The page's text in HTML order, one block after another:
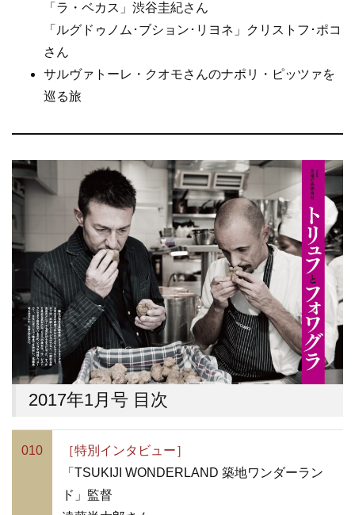
「ラ・ベカス」渋谷圭紀さん
「ルグドゥノム･ブション･リヨネ」クリストフ･ポコ
さん
サルヴァトーレ・クオモさんのナポリ・ピッツァを
巡る旅
2017年1月号 目次
010
［特別インタビュー］
「TSUKIJI WONDERLAND 築地ワンダーラン
ド」監督